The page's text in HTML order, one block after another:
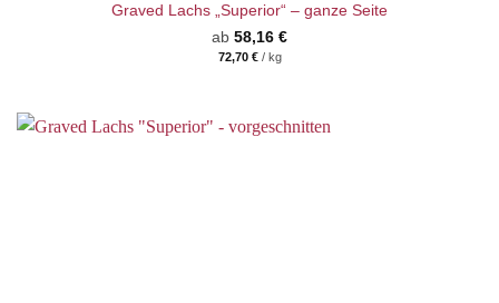
Graved Lachs „Superior“ – ganze Seite
ab 58,16 €
72,70 €/ kg